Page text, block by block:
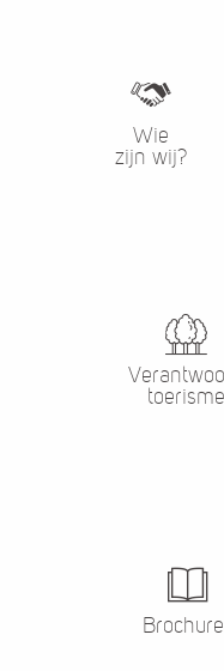
Wie
zijn wij?
toerisme